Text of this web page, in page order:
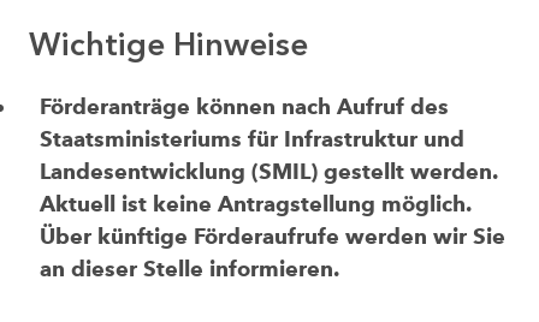
Wichtige Hinweise
Förderanträge können nach Aufruf des
Staatsministeriums für Infrastruktur und
Landesentwicklung (SMIL) gestellt werden.
Aktuell ist keine Antragstellung möglich.
Über künftige Förderaufrufe werden wir Sie
an dieser Stelle informieren.